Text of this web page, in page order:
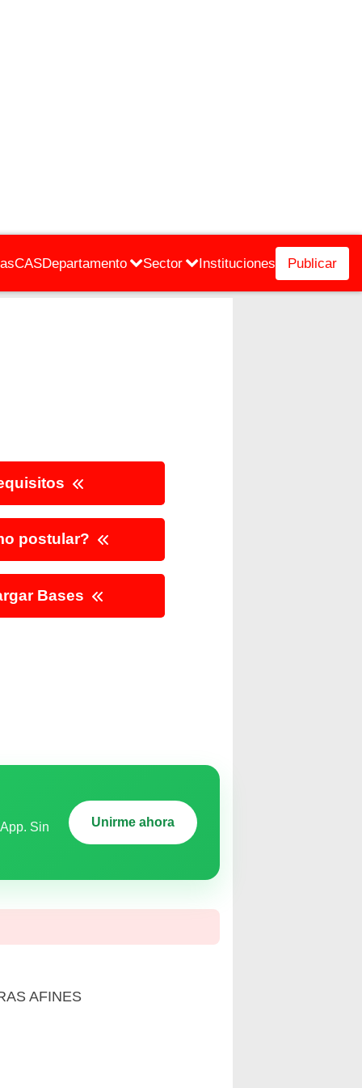
CASDepartamento Sector Instituciones Publicar
postular?
Bases
Sin Unirme ahora
AFINES